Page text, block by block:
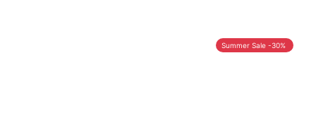
Summer Sale -30%